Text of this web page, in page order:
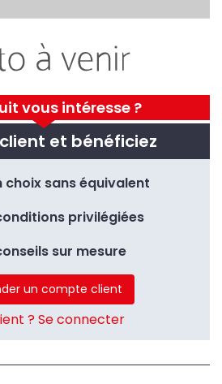
vous intéresse ?
et bénéficiez
choix sans équivalent
privilégiées
sur mesure
un compte client
? Se connecter